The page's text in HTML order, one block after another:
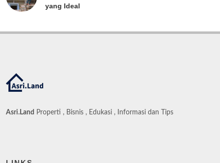
yang Ideal
Asri.Land Properti , Bisnis , Edukasi , Informasi dan Tips